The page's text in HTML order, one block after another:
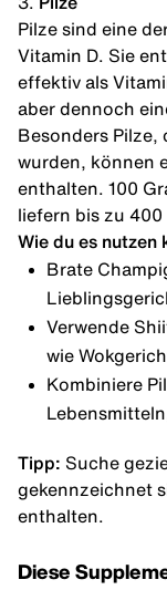
Pilze sind eine
Vitamin D. Sie
effektiv als
aber dennoch
Besonders Pilze
wurden, können
enthalten. 100
liefern bis zu 400
Wie du es nutzen
Brate
Verwende
wie
Kombiniere
Tipp: Suche
gekennzeichnet
enthalten.
Diese